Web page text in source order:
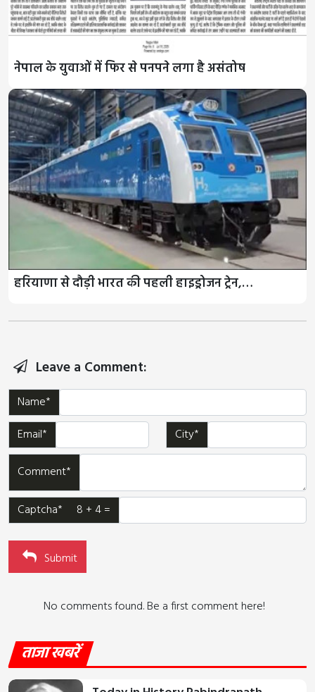
नेपाल के युवाओं में फिर से पनपने लगा है असंतोष
हरियाणा से दौड़ी भारत की पहली हाइड्रोजन ट्रेन,…
Leave a Comment:
Name*
Email*
City*
Comment*
Captcha* 8 + 4 =
Submit
No comments found. Be a first comment here!
ताजा खबरें